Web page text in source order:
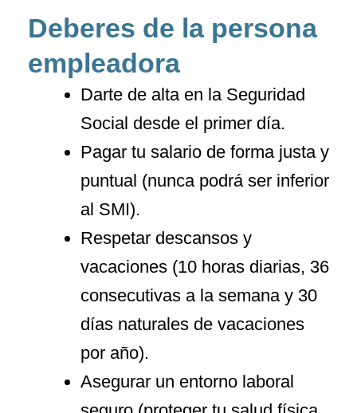
Deberes de la persona
empleadora
Darte de alta en la Seguridad
Social desde el primer día.
Pagar tu salario de forma justa y
puntual (nunca podrá ser inferior
al SMI).
Respetar descansos y
vacaciones (10 horas diarias, 36
consecutivas a la semana y 30
días naturales de vacaciones
por año).
Asegurar un entorno laboral